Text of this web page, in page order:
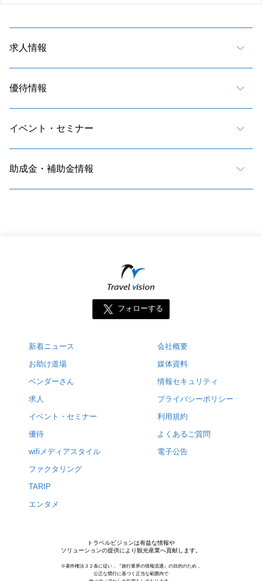
求人情報
優待情報
イベント・セミナー
助成金・補助金情報
フォローする
新着ニュース
お助け道場
ベンダーさん
求人
イベント・セミナー
優待
wifiメディアスタイル
ファクタリング
TARIP
エンタメ
会社概要
媒体資料
情報セキュリティ
プライバシーポリシー
利用規約
よくあるご質問
電子公告
トラベルビジョンは有益な情報や
ソリューションの提供により観光産業へ貢献します。
※著作権法３２条に従い，『旅行業界の情報流通』の目的のため，
公正な慣行に基づく正当な範囲内で